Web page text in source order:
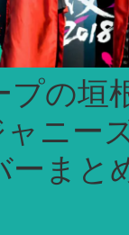
プの垣
ニー
ーまと